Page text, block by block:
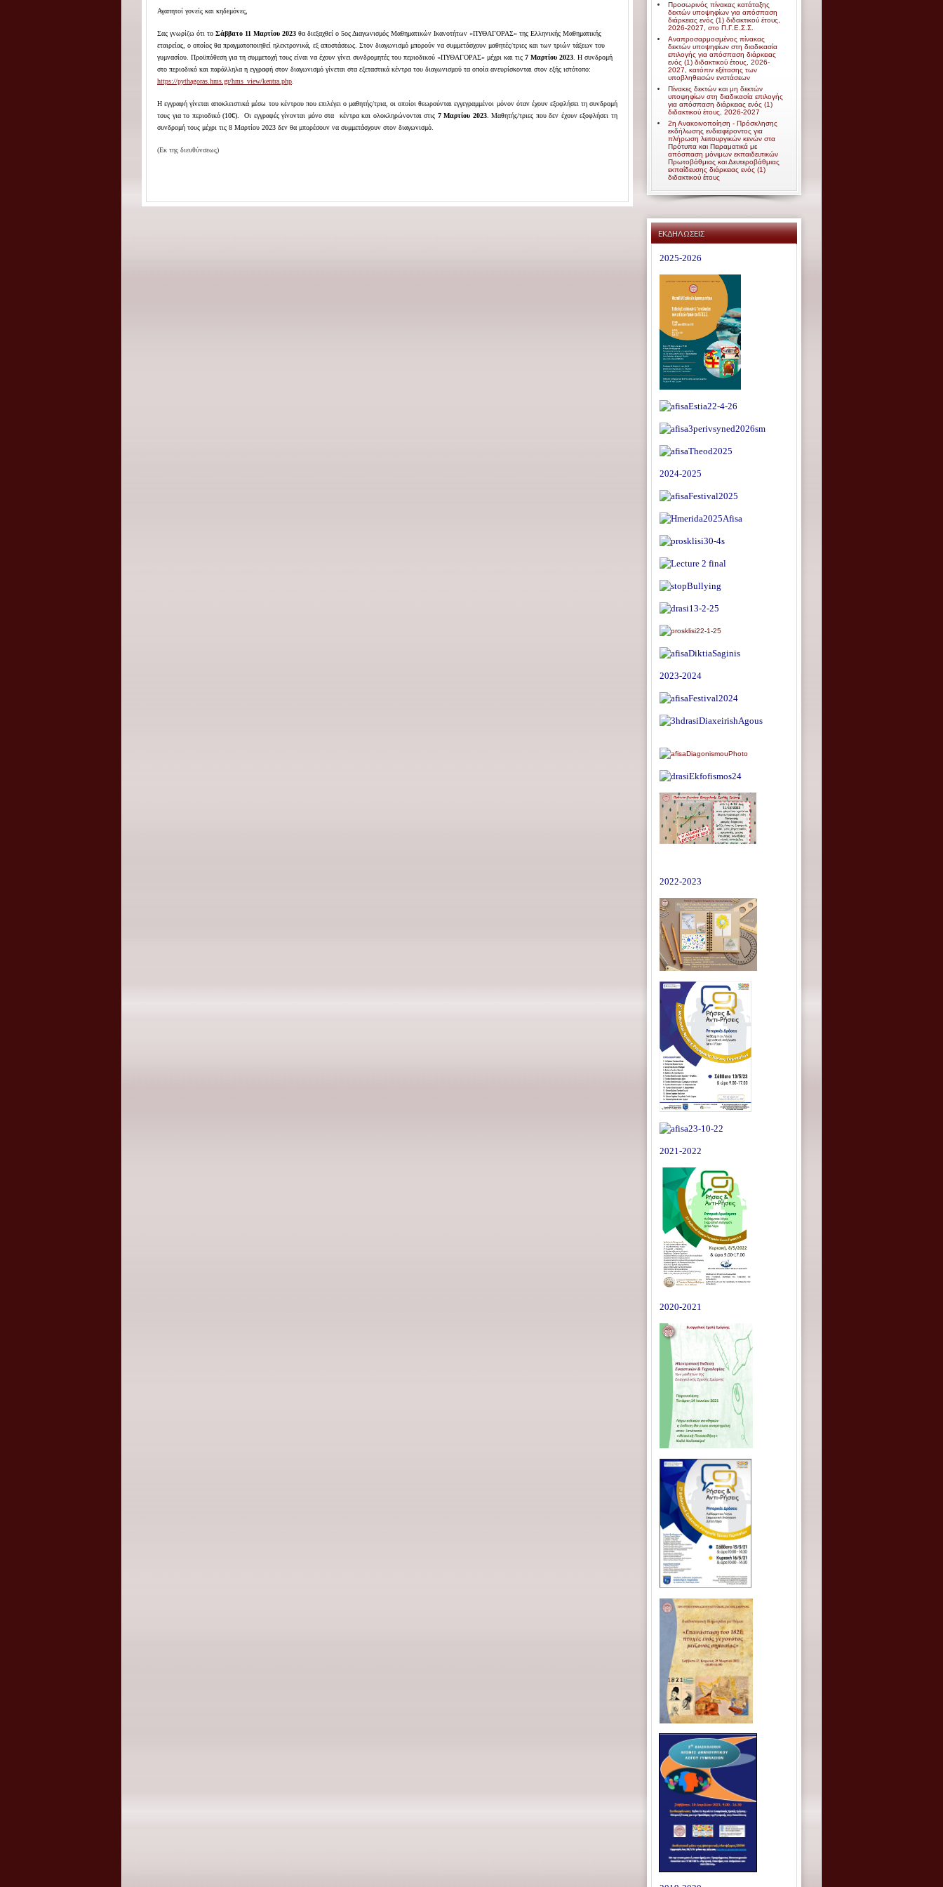
Αγαπητοί γονείς και κηδεμόνες,
Σας γνωρίζω ότι το Σάββατο 11 Μαρτίου 2023 θα διεξαχθεί ο 5ος Διαγωνισμός Μαθηματικών Ικανοτήτων «ΠΥΘΑΓΟΡΑΣ» της Ελληνικής Μαθηματικής
εταιρείας, ο οποίος θα πραγματοποιηθεί ηλεκτρονικά, εξ αποστάσεως. Στον διαγωνισμό μπορούν να συμμετάσχουν μαθητές/τριες και των τριών τάξεων του
γυμνασίου. Προϋπόθεση για τη συμμετοχή τους είναι να έχουν γίνει συνδρομητές του περιοδικού «ΠΥΘΑΓΟΡΑΣ» μέχρι και τις 7 Μαρτίου 2023 . Η συνδρομή
στο περιοδικό και παράλληλα η εγγραφή στον διαγωνισμό γίνεται στα εξεταστικά κέντρα του διαγωνισμού τα οποία ανευρίσκονται στον εξής ιστότοπο:
https://pythagoras.hms.gr/hms_view/kentra.php
Η εγγραφή γίνεται αποκλειστικά μέσω του κέντρου που επιλέγει ο μαθητής/τρια, οι οποίοι θεωρούνται εγγεγραμμένοι μόνον όταν έχουν εξοφλήσει τη συνδρομή
τους για το περιοδικό (10€). Οι εγγραφές γίνονται μόνο στα κέντρα και ολοκληρώνονται στις 7 Μαρτίου 2023. Μαθητής/τριες που δεν έχουν εξοφλήσει τη
συνδρομή τους μέχρι τις 8 Μαρτίου 2023 δεν θα μπορέσουν να συμμετάσχουν στον διαγωνισμό.
(Εκ της διευθύνσεως)
Προσωρινός πίνακας κατάταξης
δεκτών υποψηφίων για απόσπαση
διάρκειας ενός (1) διδακτικού έτους,
2026-2027, στο Π.Γ.Ε.Σ.Σ.
Αναπροσαρμοσμένος πίνακας
δεκτών υποψηφίων στη διαδικασία
επιλογής για απόσπαση διάρκειας
ενός (1) διδακτικού έτους, 2026-
2027, κατόπιν εξέτασης των
υποβληθεισών ενστάσεων
Πίνακες δεκτών και μη δεκτών
υποψηφίων στη διαδικασία επιλογής
για απόσπαση διάρκειας ενός (1)
διδακτικού έτους, 2026-2027
2η Ανακοινοποίηση - Πρόσκλησης
εκδήλωσης ενδιαφέροντος για
πλήρωση λειτουργικών κενών στα
Πρότυπα και Πειραματικά με
απόσπαση μόνιμων εκπαιδευτικών
Πρωτοβάθμιας και Δευτεροβάθμιας
εκπαίδευσης διάρκειας ενός (1)
διδακτικού έτους
ΕΚΔΗΛΩΣΕΙΣ
2025-2026
2024-2025
2023-2024
2022-2023
2021-2022
2020-2021